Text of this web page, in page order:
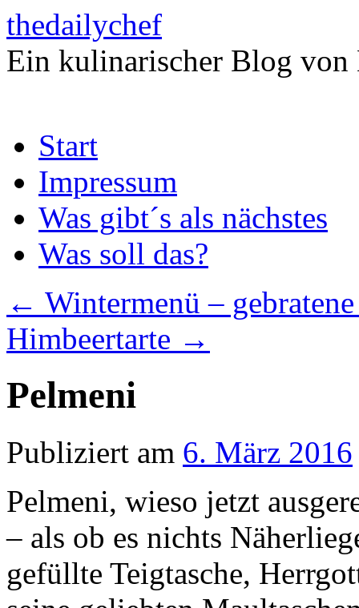
thedailychef
Ein kulinarischer Blog von
Inhalt
springenStart
Impressum
Was gibt´s als nächstes
Was soll das?
← Wintermenü –
Himbeertarte →
Pelmeni
Publiziert am 6. März 2016
Pelmeni, wieso jetzt
– als ob es nichts
gefüllte Teigtasche,